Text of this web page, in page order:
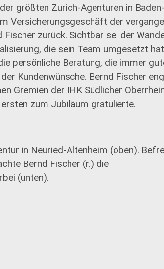
größten Zurich-Agenturen in
Versicherungsgeschäft der
Fischer zurück. Sichtbar sei der
die sein Team umgesetzt
persönliche Beratung, die immer
Kundenwünsche. Bernd Fischer
Gremien der IHK Südlicher
zum Jubiläum gratulierte.
in Neuried-Altenheim (oben).
Bernd Fischer (r.) die
(unten).